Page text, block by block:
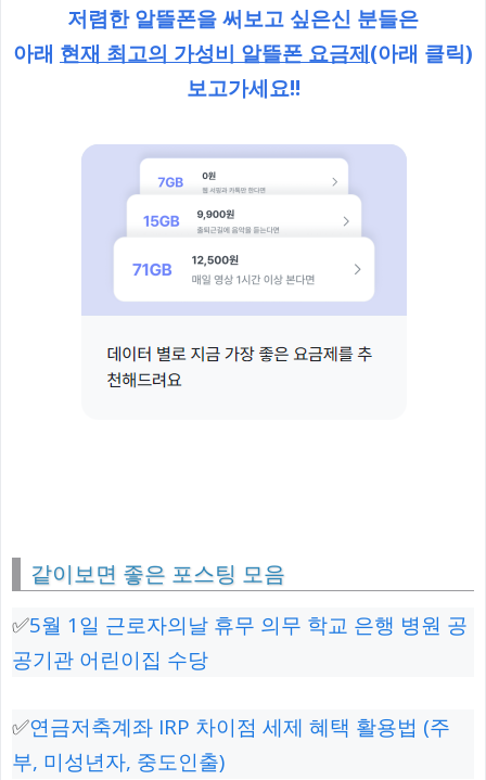
저렴한 알뜰폰을 써보고 싶은신 분들은
아래 현재 최고의 가성비 알뜰폰 요금제(아래 클릭)
보고가세요!!
같이보면 좋은 포스팅 모음
✅5월 1일 근로자의날 휴무 의무 학교 은행 병원 공
공기관 어린이집 수당
✅연금저축계좌 IRP 차이점 세제 혜택 활용법 (주
부, 미성년자, 중도인출)